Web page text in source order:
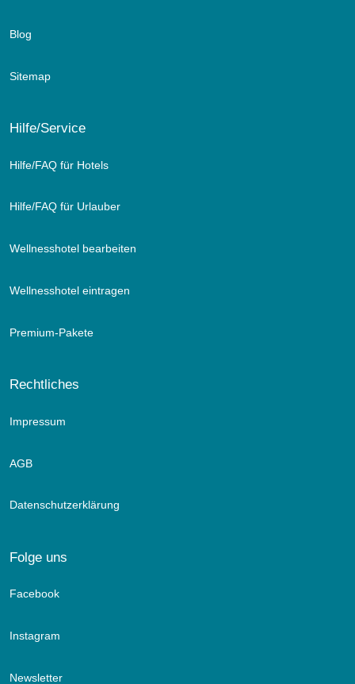
Blog
Sitemap
Hilfe/Service
Hilfe/FAQ für Hotels
Hilfe/FAQ für Urlauber
Wellnesshotel bearbeiten
Wellnesshotel eintragen
Premium-Pakete
Rechtliches
Impressum
AGB
Datenschutzerklärung
Folge uns
Facebook
Instagram
Newsletter